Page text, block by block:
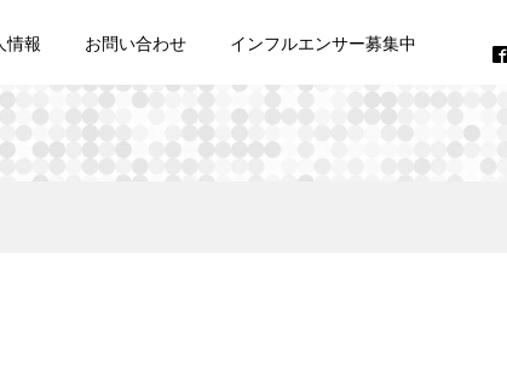
情報 お問い合わせ インフルエンサー募集中